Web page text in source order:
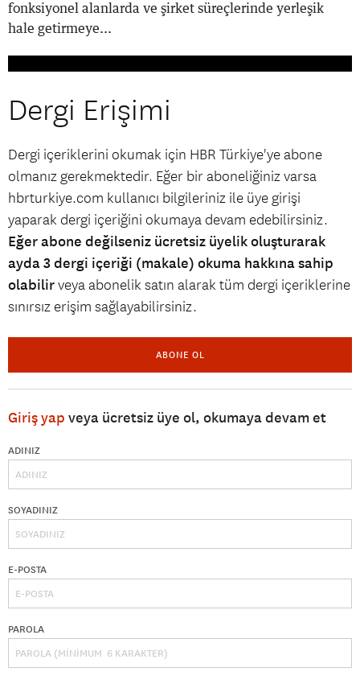
fonksiyonel alanlarda ve şirket süreçlerinde yerleşik
hale getirmeye...
Dergi Erişimi
Dergi içeriklerini okumak için HBR Türkiye'ye abone
olmanız gerekmektedir. Eğer bir aboneliğiniz varsa
hbrturkiye.com kullanıcı bilgileriniz ile üye girişi
yaparak dergi içeriğini okumaya devam edebilirsiniz.
Eğer abone değilseniz ücretsiz üyelik oluşturarak
ayda 3 dergi içeriği (makale) okuma hakkına sahip
olabilirveya abonelik satın alarak tüm dergi içeriklerine
sınırsız erişim sağlayabilirsiniz.
ABONE OL
Giriş yap veya ücretsiz üye ol, okumaya devam et
ADINIZ
SOYADINIZ
E-POSTA
PAROLA